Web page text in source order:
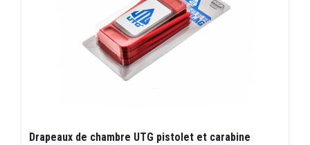
Drapeaux de chambre UTG pistolet et carabine